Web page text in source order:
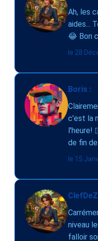
Ah, les
aides...
😂 Bon
le 28
Boris :
c'est la
l'heure!
de fin
le 15
niveau
falloir